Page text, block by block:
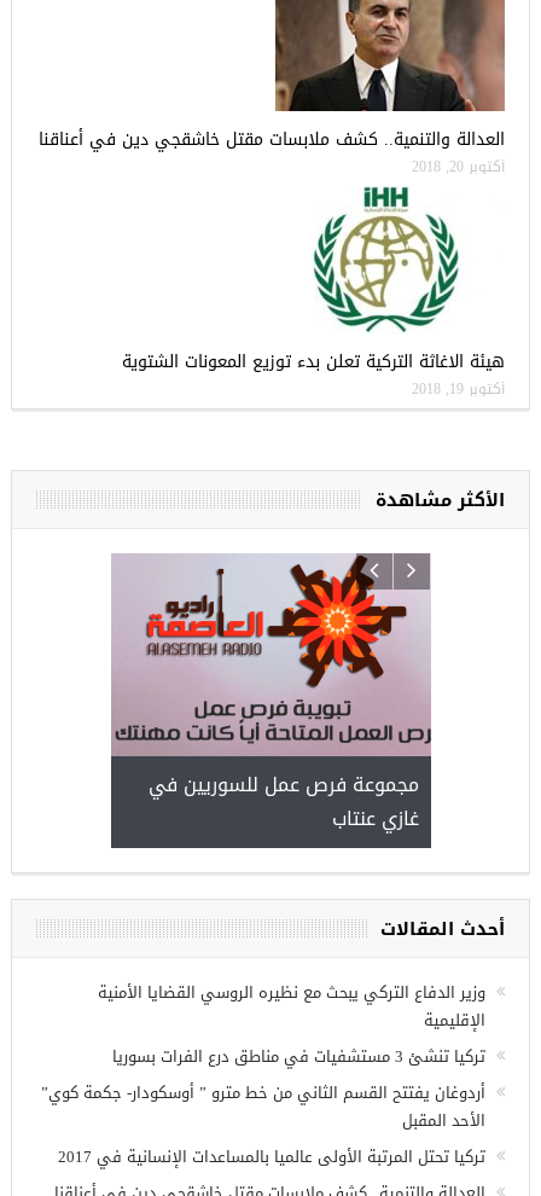
العدالة والتنمية.. كشف ملابسات مقتل خاشقجي دين في أعناقنا
أكتوبر 20, 2018
هيئة الاغاثة التركية تعلن بدء توزيع المعونات الشتوية
أكتوبر 19, 2018
الأكثر مشاهدة
مجموعة فرص عمل للسوريين في
غازي عنتاب
أحدث المقالات
وزير الدفاع التركي يبحث مع نظيره الروسي القضايا الأمنية
الإقليمية
تركيا تنشئ 3 مستشفيات في مناطق درع الفرات بسوريا
أردوغان يفتتح القسم الثاني من خط مترو ” أوسكودار- جكمة كوي”
الأحد المقبل
تركيا تحتل المرتبة الأولى عالميا بالمساعدات الإنسانية في 2017